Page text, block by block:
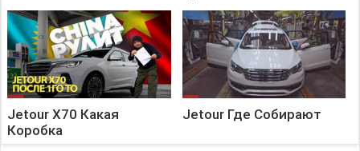
Jetour X70 Какая
Коробка
Jetour Где Собирают